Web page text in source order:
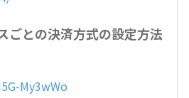
との決済方式の設定方法
My3wWo